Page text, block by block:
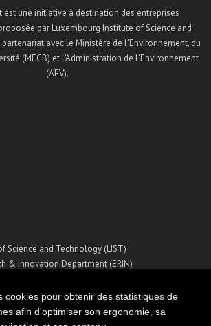
cookies pour obtenir des statistiques de
afin d'optimiser son ergonomie, sa
une initiative à destination des entreprises
par Luxembourg Institute of Science and
partenariat avec le Ministère de l'Environnement, du
(MECB) et l'Administration de l'Environnement
(AEV).
Science and Technology (LIST)
& Innovation Department (ERIN)
– 1